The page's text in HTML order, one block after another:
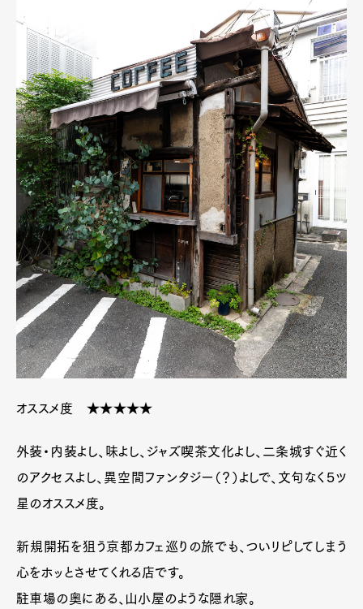
オススメ度 ★★★★★
外装・内装よし、味よし、ジャズ喫茶文化よし、二条城すぐ近く
のアクセスよし、異空間ファンタジー（？）よしで、文句なく５ツ
星のオススメ度。
新規開拓を狙う京都カフェ巡りの旅でも、ついリピしてしまう
心をホッとさせてくれる店です。
駐車場の奥にある、山小屋のような隠れ家。